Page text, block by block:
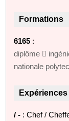
Formations
6165 :
diplôme 
nationale
/ - : Chef /